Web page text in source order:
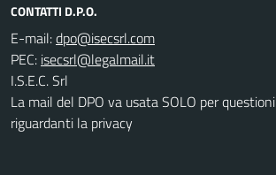
CONTATTI D.P.O.
E-mail:
PEC:
I.S.E.C. Srl
La mail del DPO va usata SOLO per questioni
riguardanti la privacy